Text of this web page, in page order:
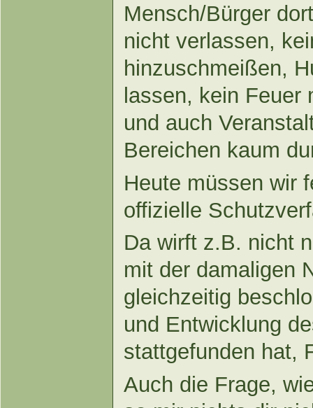
Mensch/Bürger
nicht verlassen,
hinzuschmeißen,
lassen, kein Feuer
und auch
Bereichen kaum
Heute müssen wir
offizielle
Da wirft z.B. nicht
mit der damaligen
gleichzeitig
und Entwicklung
stattgefunden hat,
Auch die Frage,